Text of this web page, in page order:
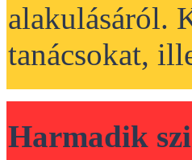
alakulásáról.
tanácsokat,
Harmadik